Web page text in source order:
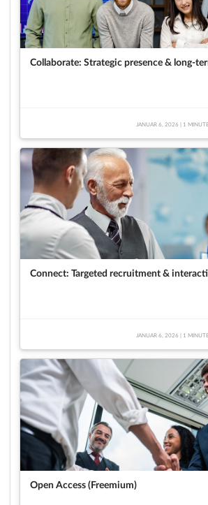
Collaborate: Strategic presence &
JANUAR 6, 2026 | 1
Connect: Targeted recruitment &
JANUAR 6, 2026 | 1
Open Access (Freemium)